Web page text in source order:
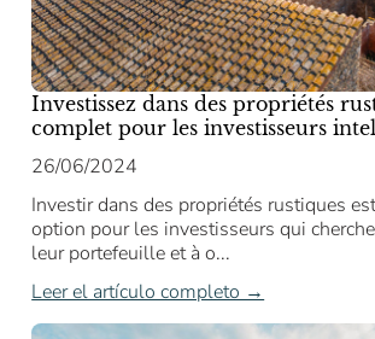
Investissez dans des propriétés
complet pour les investisseurs
26/06/2024
Investir dans des propriétés rustiques
option pour les investisseurs qui
leur portefeuille et à o...
Leer el artículo completo →